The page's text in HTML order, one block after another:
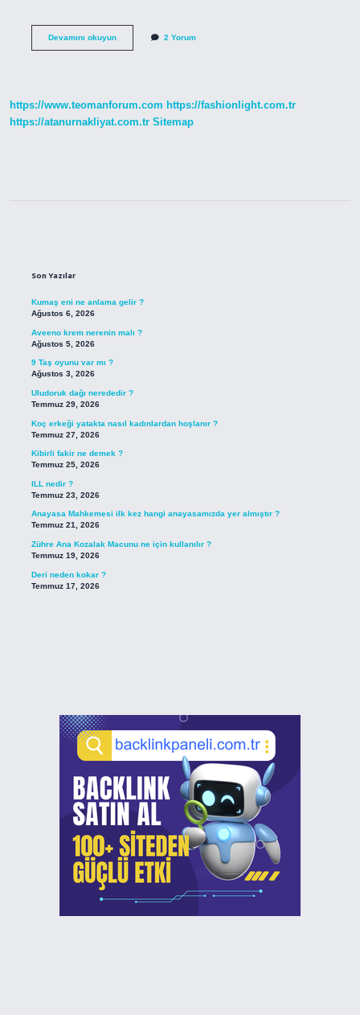
Devamını okuyunOsmanlı
2 Yorum
https://www.teomanforum.com https://fashionlight.com.tr
https://atanurnakliyat.com.tr Sitemap
Son Yazılar
Kumaş eni ne anlama gelir ?
Ağustos 6, 2026
Aveeno krem nerenin malı ?
Ağustos 5, 2026
9 Taş oyunu var mı ?
Ağustos 3, 2026
Uludoruk dağı nerededir ?
Temmuz 29, 2026
Koç erkeği yatakta nasıl kadınlardan hoşlanır ?
Temmuz 27, 2026
Kibirli fakir ne demek ?
Temmuz 25, 2026
ILL nedir ?
Temmuz 23, 2026
Anayasa Mahkemesi ilk kez hangi anayasamızda yer almıştır ?
Temmuz 21, 2026
Zühre Ana Kozalak Macunu ne için kullanılır ?
Temmuz 19, 2026
Deri neden kokar ?
Temmuz 17, 2026